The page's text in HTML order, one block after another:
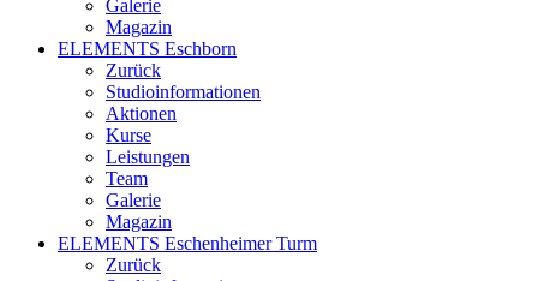
Galerie
Magazin
ELEMENTS Eschborn
Zurück
Studioinformationen
Aktionen
Kurse
Leistungen
Team
Galerie
Magazin
ELEMENTS Eschenheimer Turm
Zurück